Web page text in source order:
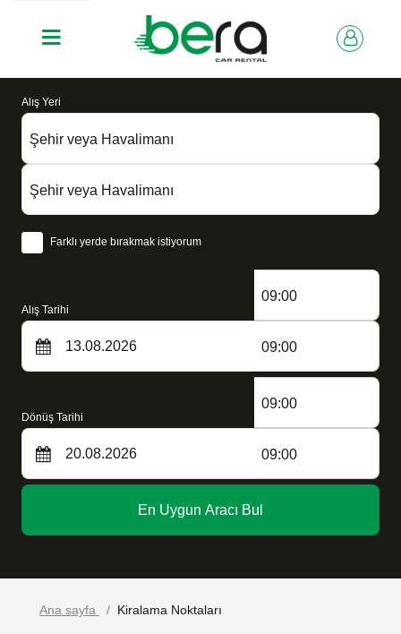
Alış Yeri
Şehir veya Havalimanı
Şehir veya Havalimanı
Farklı yerde bırakmak istiyorum
Alış Tarihi
09:00
09:00
Dönüş Tarihi
09:00
09:00
En Uygun Aracı Bul
Ana sayfa Kiralama Noktaları